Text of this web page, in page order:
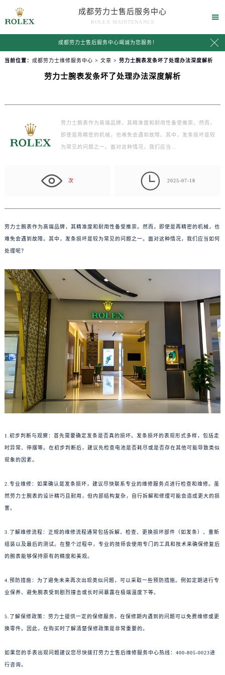
成都劳力士售后服务中心
ROLEX MAINTENANCE

成都劳力士售后服务中心竭诚为您服务！ 
当前位置： 成都劳力士维修服务中心 > 文章 > 劳力士腕表发条坏了处理办法深度解析
劳力士腕表发条坏了处理办法深度解析
劳力士腕表作为高端品牌，其精准度和耐用性备受推崇。然而，
即使是再精密的机械，也难免会遇到故障。其中，发条损坏是较
为常见的问题之一。面对这种情况，我们应当…
次  2025-07-18
劳力士腕表作为高端品牌，其精准度和耐用性备受推崇。然而，即使是再精密的机械，也
难免会遇到故障。其中，发条损坏是较为常见的问题之一。面对这种情况，我们应当如何
处理呢？
1.初步判断与观察：首先需要确定发条是否真的损坏。发条损坏的表现形式多样，包括走
时异常、停摆等。在初步判断后，建议先检查电池是否耗尽或是否存在其他可能导致类似
现象的因素。
2.专业维修：如果确认是发条损坏，建议尽快联系专业的维修服务点进行检查和维修。虽
然劳力士腕表的设计精巧且耐用，但内部结构复杂，自行拆解和修理可能会造成更大的损
害。
3.了解维修流程：正规的维修流程通常包括拆解、检查、更换损坏部件（如发条）、重新
组装以及最后的测试。在整个过程中，专业的技师会使用专门的工具和技术来确保修复后
的腕表能够保持原有的精度和美观。
4.预防措施：为了避免未来再次出现类似问题，可以采取一些预防措施。例如定期进行专
业保养、避免腕表受到剧烈撞击或长时间暴露在极端温度下等。
5.了解保修政策：劳力士提供一定的保修服务，在保修期内遇到的问题可以免费维修或更
换零件。因此，在购买时了解清楚保修政策是非常重要的。
如果您的手表出现问题建议您尽快拨打劳力士售后维修服务中心热线：400-805-0023进
行咨询。